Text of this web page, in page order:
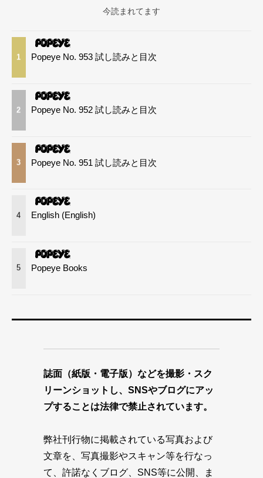
今読まれてます
1 Popeye No. 953 試し読みと目次
2 Popeye No. 952 試し読みと目次
3 Popeye No. 951 試し読みと目次
4 English (English)
5 Popeye Books
誌面（紙版・電子版）などを撮影・スク
リーンショットし、SNSやブログにアッ
プすることは法律で禁止されています。
弊社刊行物に掲載されている写真および
文章を、写真撮影やスキャン等を行なっ
て、許諾なくブログ、SNS等に公開、ま